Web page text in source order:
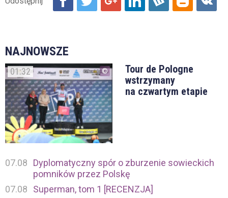
NAJNOWSZE
01:32
Tour de Pologne
wstrzymany
na czwartym etapie
07.08
Dyplomatyczny spór o zburzenie sowieckich
pomników przez Polskę
07.08
Superman, tom 1 [RECENZJA]